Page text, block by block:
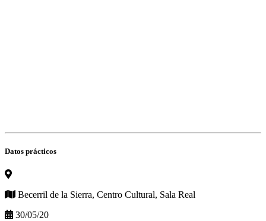
Datos prácticos
Becerril de la Sierra, Centro Cultural, Sala Real
30/05/20